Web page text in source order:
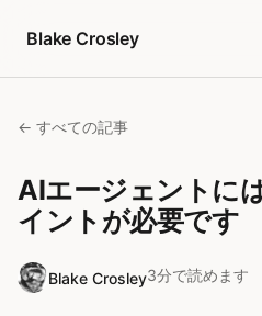
Blake Crosley
← すべての記事
AIエージェントに
イントが必要です
Blake Crosley3分で読めます